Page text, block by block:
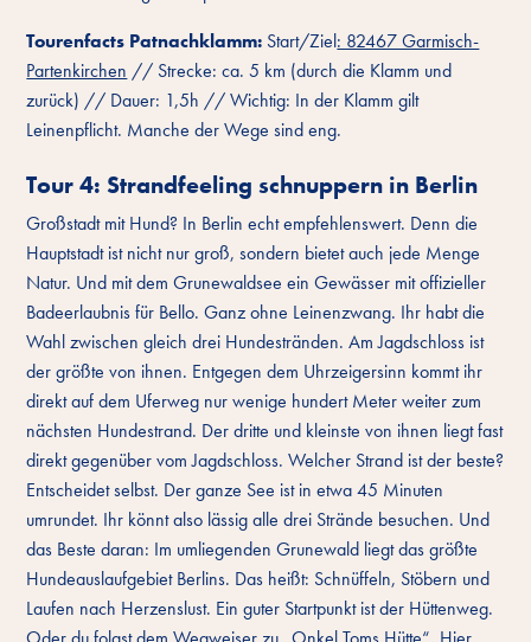
Tourenfacts Patnachklamm: Start/Ziel: 82467 Garmisch-
Partenkirchen // Strecke: ca. 5 km (durch die Klamm und
zurück) // Dauer: 1,5h // Wichtig: In der Klamm gilt
Leinenpflicht. Manche der Wege sind eng.
Tour 4: Strandfeeling schnuppern in Berlin
Großstadt mit Hund? In Berlin echt empfehlenswert. Denn die
Hauptstadt ist nicht nur groß, sondern bietet auch jede Menge
Natur. Und mit dem Grunewaldsee ein Gewässer mit offizieller
Badeerlaubnis für Bello. Ganz ohne Leinenzwang. Ihr habt die
Wahl zwischen gleich drei Hundestränden. Am Jagdschloss ist
der größte von ihnen. Entgegen dem Uhrzeigersinn kommt ihr
direkt auf dem Uferweg nur wenige hundert Meter weiter zum
nächsten Hundestrand. Der dritte und kleinste von ihnen liegt fast
direkt gegenüber vom Jagdschloss. Welcher Strand ist der beste?
Entscheidet selbst. Der ganze See ist in etwa 45 Minuten
umrundet. Ihr könnt also lässig alle drei Strände besuchen. Und
das Beste daran: Im umliegenden Grunewald liegt das größte
Hundeauslaufgebiet Berlins. Das heißt: Schnüffeln, Stöbern und
Laufen nach Herzenslust. Ein guter Startpunkt ist der Hüttenweg.